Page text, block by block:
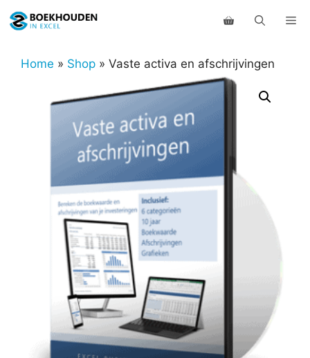
naar
inhoudHome » Shop » Vaste activa en afschrijvingen